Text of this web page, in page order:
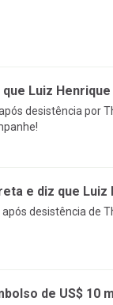
Luiz
desistência por
e diz que
desistência de
de US$ 10